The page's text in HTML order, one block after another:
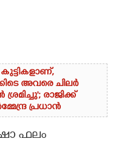
അവരെ ചിലർ
ശ്രമിച്ചു'; രാജിക്ക്
പ്രധാൻ
ഫലം